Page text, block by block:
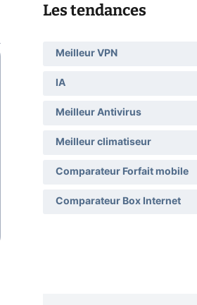
Les tendances
Meilleur VPN
IA
Meilleur Antivirus
Meilleur climatiseur
Comparateur Forfait mobile
Comparateur Box Internet